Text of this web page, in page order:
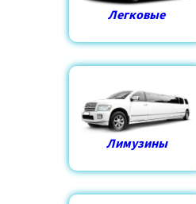
Легковые
Лимузины